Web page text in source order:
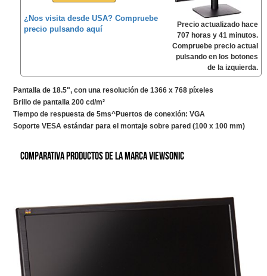
¿Nos visita desde USA? Compruebe
precio pulsando aquí
Precio actualizado hace
707 horas y 41 minutos.
Compruebe precio actual
pulsando en los botones
de la izquierda.
Pantalla de 18.5", con una resolución de 1366 x 768 píxeles
Brillo de pantalla 200 cd/m²
Tiempo de respuesta de 5ms^Puertos de conexión: VGA
Soporte VESA estándar para el montaje sobre pared (100 x 100 mm)
Comparativa productos de la marca ViewSonic